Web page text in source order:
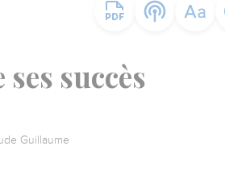
succès
Guillaume